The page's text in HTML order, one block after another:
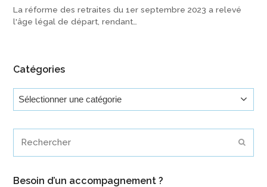
La réforme des retraites du 1er septembre 2023 a relevé
l'âge légal de départ, rendant…
Catégories
Catégories
Besoin d’un accompagnement ?